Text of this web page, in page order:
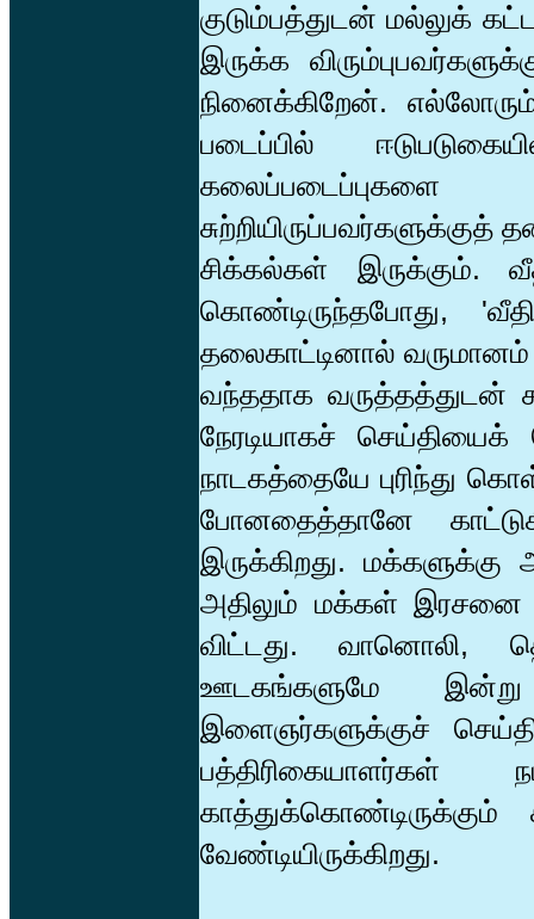
குடும்பத்துடன் மல்லுக்
இருக்க
நினைக்கிறேன்.
படைப்பில்
சிக்கல்கள் இருக்கும்.
கொண்டிருந்தபோது,
தலைகாட்டினால் வருமானம்
வந்ததாக வருத்தத்துடன்
நேரடியாகச்
நாடகத்தையே புரிந்து
போனதைத்தானே
இருக்கிறது.
அதிலும் மக்கள் இரசனை
விட்டது. வானொலி,
ஊடகங்களுமே
இளைஞர்களுக்குச்
பத்திரிகையாளர்கள்
வேண்டியிருக்கிறது.